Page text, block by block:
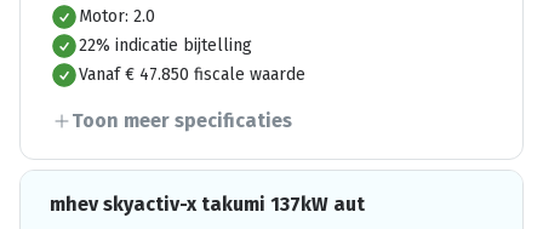
Motor: 2.0
22% indicatie bijtelling
Vanaf € 47.850 fiscale waarde
Toon meer specificaties
mhev skyactiv-x takumi 137kW aut